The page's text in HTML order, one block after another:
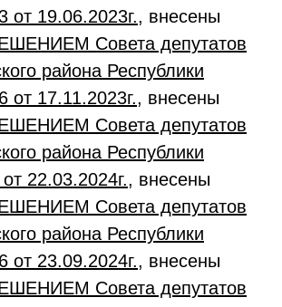
19.06.2023г., внесены
Совета депутатов
района Республики
от 17.11.2023г., внесены
Совета депутатов
района Республики
от 22.03.2024г., внесены
Совета депутатов
района Республики
от 23.09.2024г., внесены
Совета депутатов